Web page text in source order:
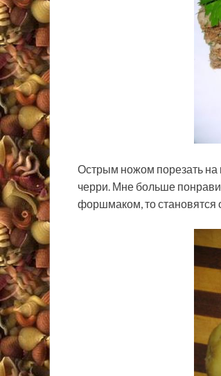
Острым ножом порезать на
черри. Мне больше
форшмаком, то становятся